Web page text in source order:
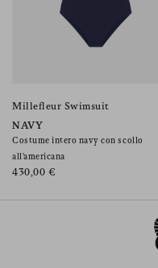
Millefleur Swimsuit
NAVY
Costume intero navy con scollo
all'americana
430,00 €